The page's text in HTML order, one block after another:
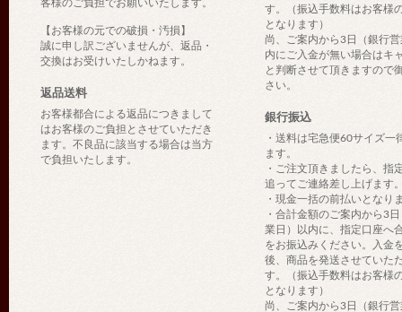
客様のご負担でお願いいたします。
【お客様の元での破損・汚損】
誠に申し訳ございませんが、返品・
交換はお受けいたしかねます。
返品送料
お客様都合による返品につきまして
はお客様のご負担とさせていただき
ます。不良品に該当する場合は当方
で負担いたします。
す。（振込手数料はお客様
となります）
尚、ご案内から3日（銀行
内にご入金が無い場合はキ
と判断させて頂きますので
さい。
銀行振込
・送料は宅急便60サイズ一
ます。
・ご注文頂きましたら、指
追ってご連絡差し上げます
・現金一括の前払いとなり
・合計金額のご案内から3
業日）以内に、指定口座へ
をお振込みください。入金
後、商品を発送させていた
す。（振込手数料はお客様
となります）
尚、ご案内から3日（銀行